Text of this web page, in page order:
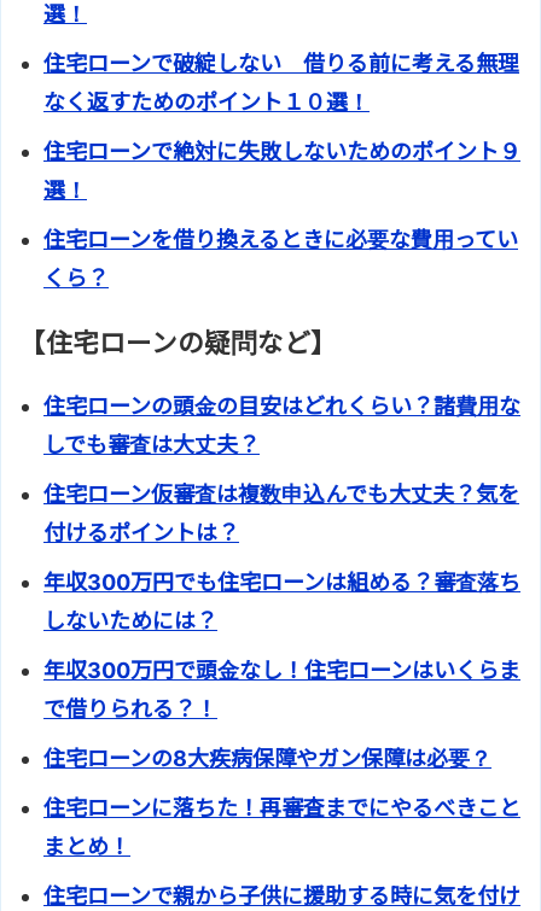
選！
住宅ローンで破綻しない 借りる前に考える無理
なく返すためのポイント１０選！
住宅ローンで絶対に失敗しないためのポイント９
選！
住宅ローンを借り換えるときに必要な費用ってい
くら？
【住宅ローンの疑問など】
住宅ローンの頭金の目安はどれくらい？諸費用な
しでも審査は大丈夫？
住宅ローン仮審査は複数申込んでも大丈夫？気を
付けるポイントは？
年収300万円でも住宅ローンは組める？審査落ち
しないためには？
年収300万円で頭金なし！住宅ローンはいくらま
で借りられる？！
住宅ローンの8大疾病保障やガン保障は必要？
住宅ローンに落ちた！再審査までにやるべきこと
まとめ！
住宅ローンで親から子供に援助する時に気を付け